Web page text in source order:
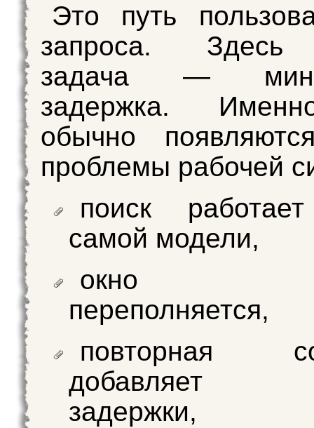
Это путь
запроса. Здесь
задача —
задержка.
обычно
проблемы рабочей
поиск
самой модели,
окно
переполняется,
повторная
добавляет
задержки,